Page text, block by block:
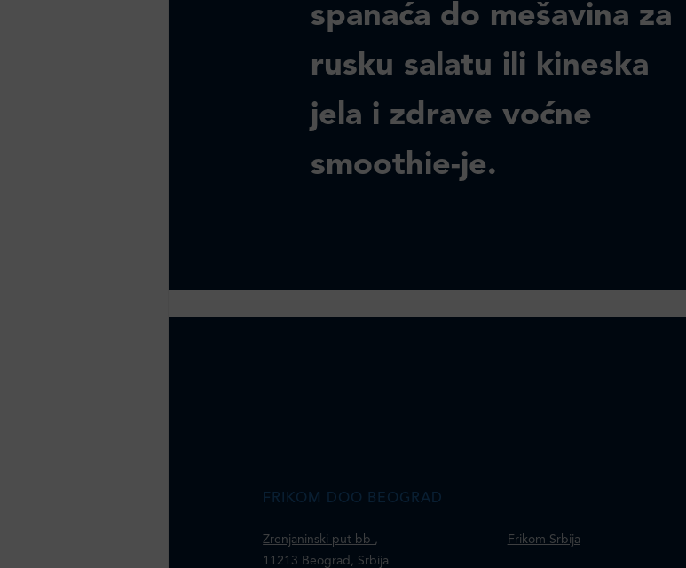
spanaća do mešavina za
rusku salatu ili kineska
jela i zdrave voćne
smoothie-je.
FRIKOM DOO BEOGRAD
Zrenjaninski put bb ,
11213 Beograd, Srbija
Frikom Srbija